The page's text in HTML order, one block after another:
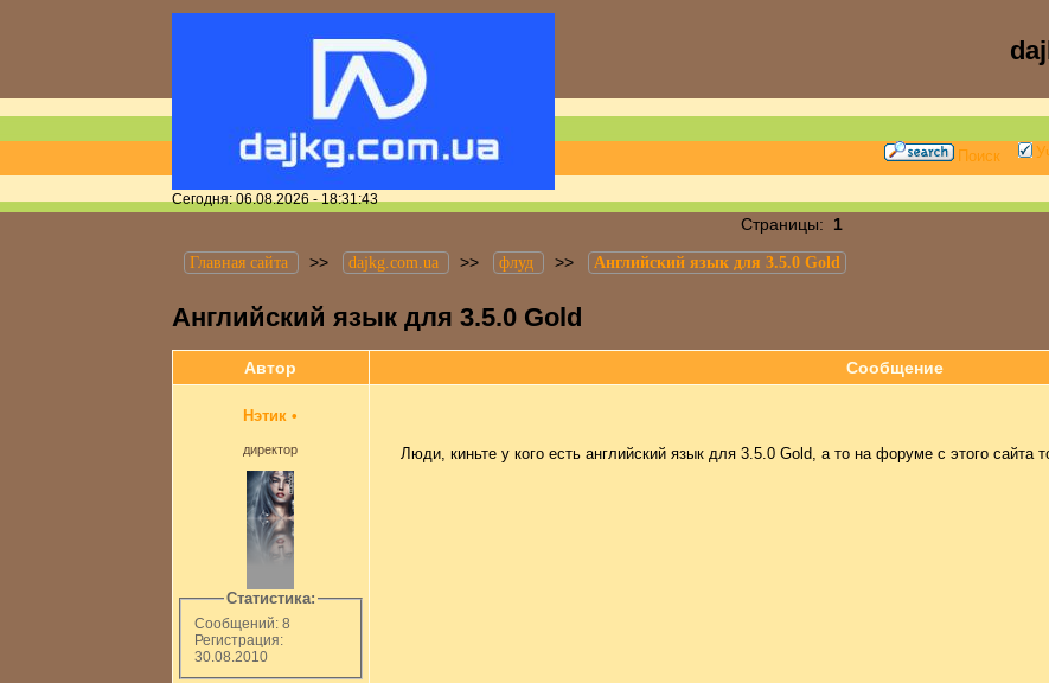
Поиск
Сегодня: 06.08.2026 - 18:31:43
Страницы: 1
Главная сайта >> dajkg.com.ua >> флуд >> Английский язык для 3.5.0 Gold
Английский язык для 3.5.0 Gold
Автор Сообщение
Нэтик •
директор
Статистика:
Сообщений: 8
Регистрация:
30.08.2010
Люди, киньте у кого есть английский язык для 3.5.0 Gold, а то на форуме с этого сайта